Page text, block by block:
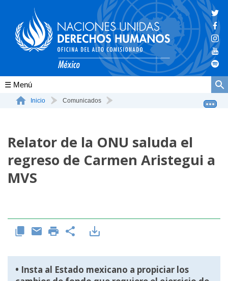
Conócenos
La ONU-DH en México
Vacantes ONU-DH México
ONU-DH en el tiempo
Inicio Comunicados
Relator de la ONU saluda el
regreso de Carmen Aristegui a
MVS
• Insta al Estado mexicano a propiciar los